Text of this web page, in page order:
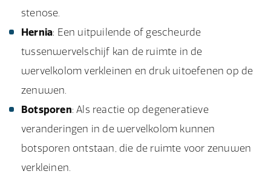
stenose.
Hernia: Een uitpuilende of gescheurde
tussenwervelschijf kan de ruimte in de
wervelkolom verkleinen en druk uitoefenen op de
zenuwen.
Botsporen: Als reactie op degeneratieve
veranderingen in de wervelkolom kunnen
botsporen ontstaan, die de ruimte voor zenuwen
verkleinen.